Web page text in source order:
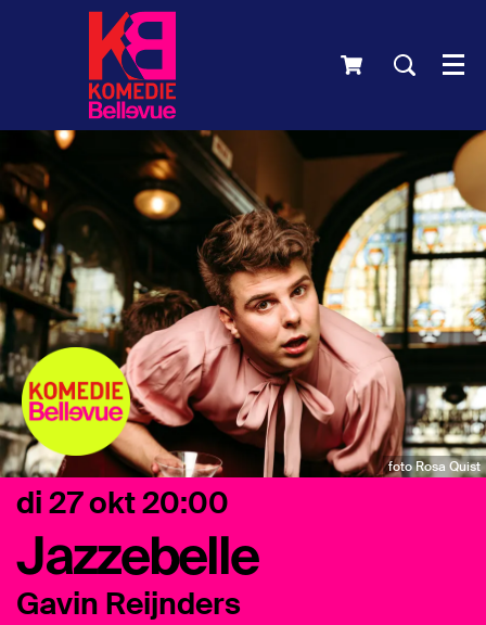
foto Rosa Quist
Jazzebelle
Gavin Reijnders
di 27 okt20:00